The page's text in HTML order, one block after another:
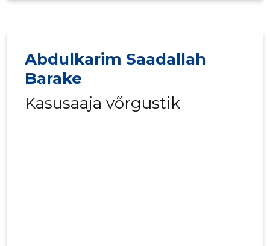
Abdulkarim Saadallah
Barake
Kasusaaja võrgustik